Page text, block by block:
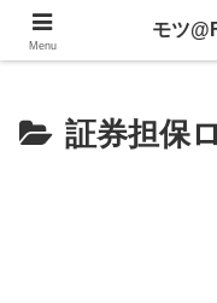
不動産、投資信託、
証券担保
Menu
モツ